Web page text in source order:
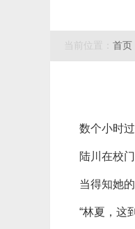
当前位置： 首页
数个小时过
陆川在校
当得知她
“林夏，这